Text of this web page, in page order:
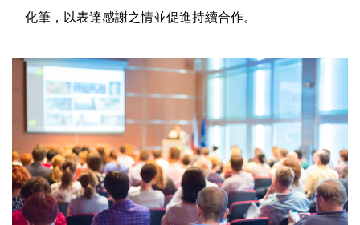
化筆，以表達感謝之情並促進持續合作。